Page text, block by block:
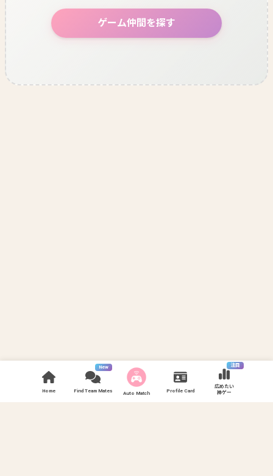
Home
New
Find Team Mates Auto Match Profile Card
注目
広めたい
神ゲー
ゲーム仲間を探す